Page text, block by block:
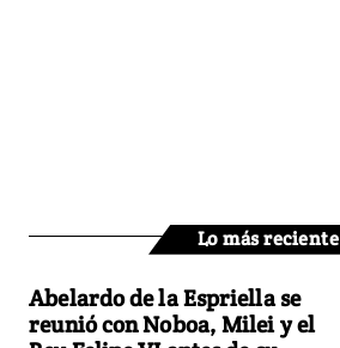
Lo más reciente
Abelardo de la Espriella se
reunió con Noboa, Milei y el